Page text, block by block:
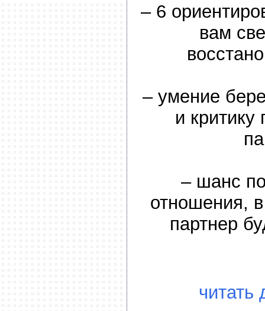
– 6
вам
– умение
и
– шанс
отношения,
партнер
читать